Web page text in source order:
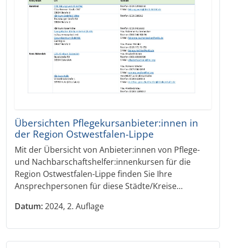
Übersichten Pflegekursanbieter:innen in
der Region Ostwestfalen-Lippe
Mit der Übersicht von Anbieter:innen von Pflege-
und Nachbarschaftshelfer:innenkursen für die
Region Ostwestfalen-Lippe finden Sie Ihre
Ansprechpersonen für diese Städte/Kreise…
Datum:2024, 2. Auflage